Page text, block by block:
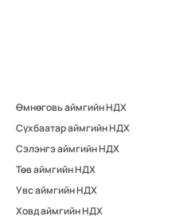
Өмнөговь аймгийн НДХ
Сүхбаатар аймгийн НДХ
Сэлэнгэ аймгийн НДХ
Төв аймгийн НДХ
Увс аймгийн НДХ
Ховд аймгийн НДХ